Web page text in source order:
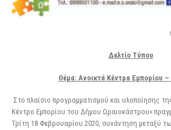
Δελτίο Τύπου
Θέμα: Ανοικτά Κέντρα Εμπορίου –
Στο πλαίσιο προγραμματισμού και υλοποίησης
Κέντρο Εμπορίου του Δήμου Ωραιοκάστρου»
Τρίτη 18 Φεβρουαρίου 2020, συνάντηση μεταξύ